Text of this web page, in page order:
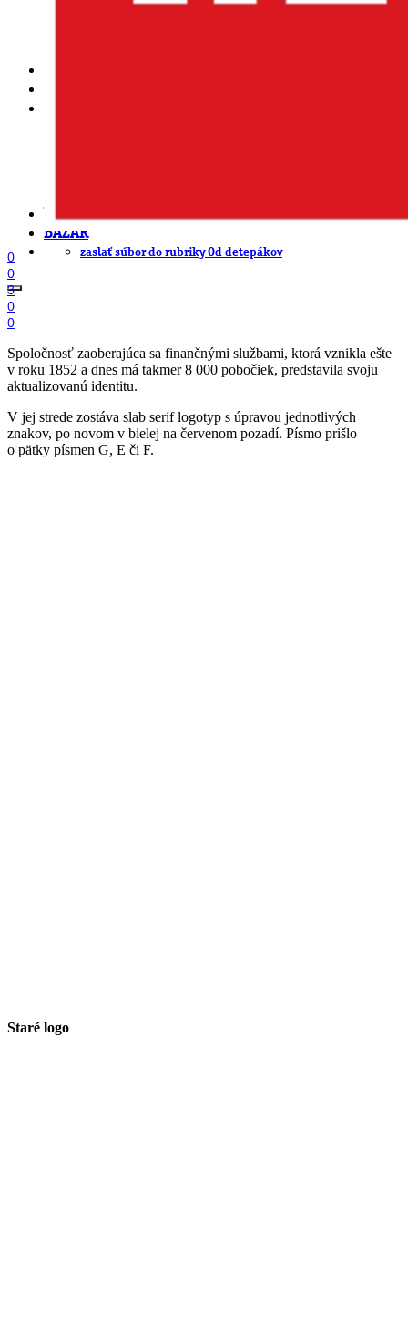
WORKSHOPY
BAZÁR
zaslať súbor do rubriky Od detepákov
0
0
3
0
0
Spoločnosť zaoberajúca sa finančnými službami, ktorá vznikla ešte
v roku 1852 a dnes má takmer 8 000 pobočiek, predstavila svoju
aktualizovanú identitu.
V jej strede zostáva slab serif logotyp s úpravou jednotlivých
znakov, po novom v bielej na červenom pozadí. Písmo prišlo
o pätky písmen G, E či F.
Staré logo